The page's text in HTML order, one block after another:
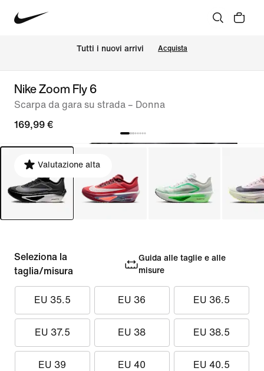
Tutti i nuovi arrivi Acquista
Nike Zoom Fly 6
Scarpa da gara su strada – Donna
169,99 €
Valutazione alta
Seleziona la
taglia/misura
Guida alle taglie e alle
misure
EU 35.5 EU 36 EU 36.5
EU 37.5 EU 38 EU 38.5
EU 39 EU 40 EU 40.5